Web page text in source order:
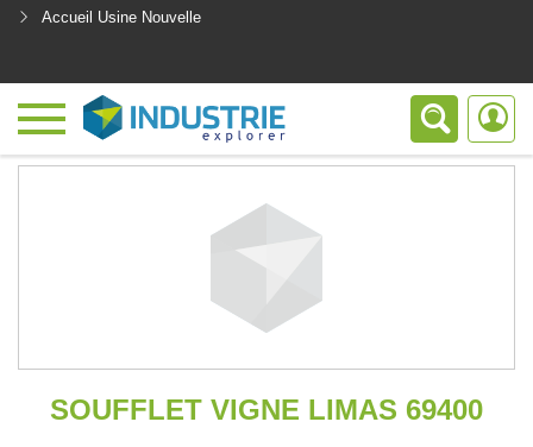
Accueil Usine Nouvelle
SOUFFLET VIGNE LIMAS 69400